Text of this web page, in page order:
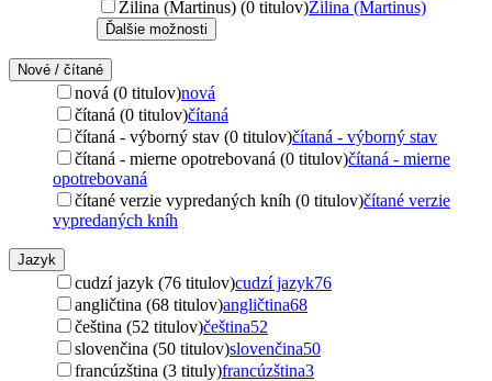
Žilina (Martinus) (0 titulov)Žilina (Martinus)
Ďalšie možnosti
Nové / čítané
nová (0 titulov)nová
čítaná (0 titulov)čítaná
čítaná - výborný stav (0 titulov)čítaná - výborný stav
čítaná - mierne opotrebovaná (0 titulov)čítaná - mierne
opotrebovaná
čítané verzie vypredaných kníh (0 titulov)čítané verzie
vypredaných kníh
Jazyk
cudzí jazyk (76 titulov)cudzí jazyk76
angličtina (68 titulov)angličtina68
čeština (52 titulov)čeština52
slovenčina (50 titulov)slovenčina50
francúzština (3 tituly)francúzština3